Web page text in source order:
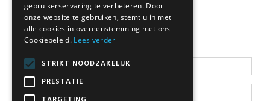
NEWSLETTER
Blijf op de hoogte
gebruikerservaring te verbeteren. Door
onze website te gebruiken, stemt u in met
alle cookies in overeenstemming met ons
Cookiebeleid. Lees verder
STRIKT NOODZAKELIJK
PRESTATIE